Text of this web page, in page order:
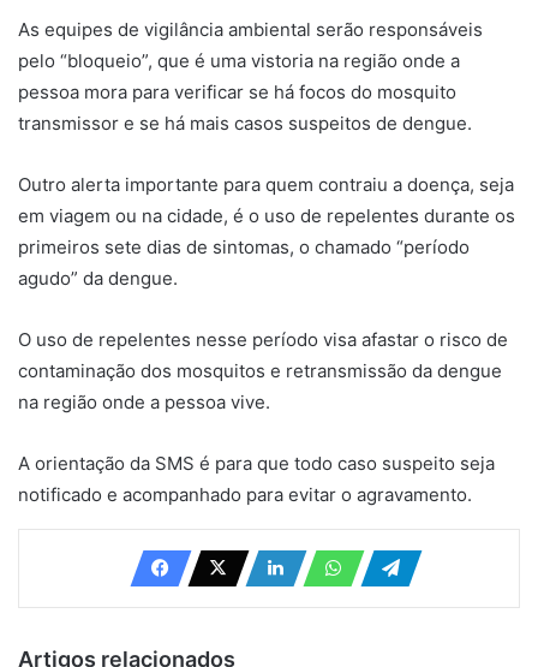
As equipes de vigilância ambiental serão responsáveis
pelo “bloqueio”, que é uma vistoria na região onde a
pessoa mora para verificar se há focos do mosquito
transmissor e se há mais casos suspeitos de dengue.
Outro alerta importante para quem contraiu a doença, seja
em viagem ou na cidade, é o uso de repelentes durante os
primeiros sete dias de sintomas, o chamado “período
agudo” da dengue.
O uso de repelentes nesse período visa afastar o risco de
contaminação dos mosquitos e retransmissão da dengue
na região onde a pessoa vive.
A orientação da SMS é para que todo caso suspeito seja
notificado e acompanhado para evitar o agravamento.
Artigos relacionados